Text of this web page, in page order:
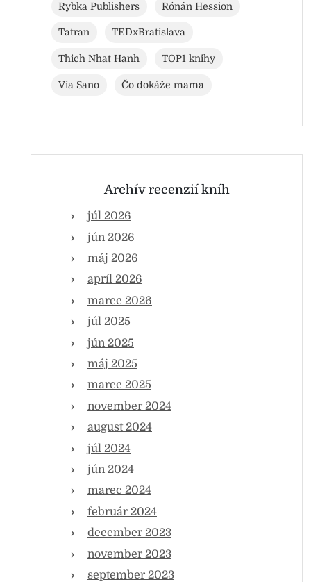
Rybka Publishers Rónán Hession
Tatran TEDxBratislava
Thich Nhat Hanh TOP1 knihy
Via Sano Čo dokáže mama
Archív recenzií kníh
júl 2026
jún 2026
máj 2026
apríl 2026
marec 2026
júl 2025
jún 2025
máj 2025
marec 2025
november 2024
august 2024
júl 2024
jún 2024
marec 2024
február 2024
december 2023
november 2023
september 2023